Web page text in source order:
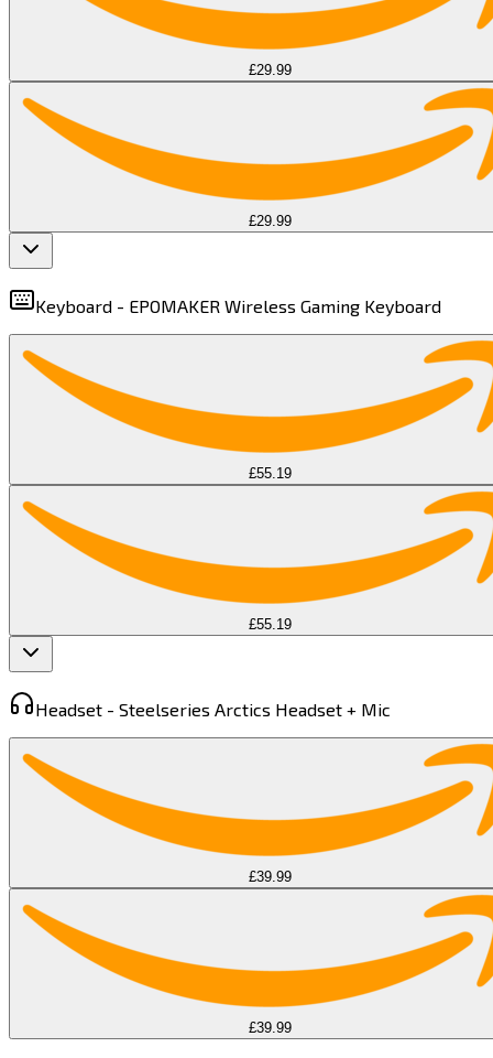
£29.99
£29.99
Keyboard - EPOMAKER Wireless Gaming Keyboard​​​​‌ ‍ ​‍​‍‌‍ ‌ ​‍‌‍‍‌‌‍‌ ‌‍‍‌‌‍ ‍​‍​‍​ ‍‍​‍​‍‌ ​ ‌‍​‌‌‍ ‍‌‍‍‌‌ ‌​‌ ‍‌​‍ ‍‌‍‍‌‌‍ ​‍​‍​‍ ​​‍​‍‌‍‍​‌ ​‍‌‍‌‌‌‍‌‍​‍​‍​ ‍‍​‍​‍​‍ ‌‍​‌‌‍‌​‌‍ ‌‌‍‍‌‌‍ ‍​‍ ‌‍‍‌‌‍ ‍‌ ‌​‌‍‌‌‌‍ ‍‌ ‌​​‍ ‌‍‌‌‌‍‌​‌‍‍‌‌ ‌​​‍ ‌‍ ‌‌‍ ‌‍‌​‌‍‌‌​ ‌‌ ​​‌ ​‍‌‍‌‌‌ ​ ‌‍‌‌‌‍ ‍‌ ‌​‌‍​‌‌ ‌​‌‍‍‌‌‍ ‌‍ ‍​ ‍ ‌‍‍‌‌‍‌​​ ‌‌‍​ ​ ​‍​ ‍‌​ ‌ ​ ‌‌‌‍​ ‌‍‌‌​ ​ ​‍ ‌​ ​‍​ ​ ​ ‍​​ ‌​​‍ ‌​ ‌​‌‍‌​‌‍​ ‌‍​‍​‍ ‌​ ‍‌​ ‍​​ ‌ ​ ‌​​‍ ‌‌‍‌‌‌‍​ ​ ‌​‌‍​‍​ ​​‌‍​‌​ ‌​​ ​ ‌‍‌‌​ ​‌​ ​‌​ ​‍​ ‍ ‌ ‌​‌ ‍‌‌ ​​‌‍‌‌​ ‌‌‍ ‌ ‌​‌‍‍​‌‍‌‌‌ ​‍​ ‍ ‌ ​​‌‍​‌‌ ‌​‌‍‍​​ ‌‌‍ ‍‌‍​‌‌‍ ‌‌‍‌‌​ ‌‍​‍‌‍​‌‌ ​ ‌‍‌‌‌‌‌‌‌ ​‍‌‍ ​​ ‌​‍‌‌​ ​‍‌​‌‍‌‍​‌‌‍‌​‌‍ ‌‌‍‍‌‌‍ ‍​‍‌‍‌‍‍‌‌‍‌​​ ‌‌‍​ ​ ​‍​ ‍‌​ ‌ ​ ‌‌‌‍​ ‌‍‌‌​ ​ ​‍ ‌​ ​‍​ ​ ​ ‍​​ ‌​​‍ ‌​ ‌​‌‍‌​‌‍​ ‌‍​‍​‍ ‌​ ‍‌​ ‍​​ ‌ ​ ‌​​‍ ‌‌‍‌‌‌‍​ ​ ‌​‌‍​‍​ ​​‌‍​‌​ ‌​​ ​ ‌‍‌‌​ ​‌​ ​‌​ ​‍​‍‌‍‌ ‌​‌ ‍‌‌ ​​‌‍‌‌​ ‌‌‍ ‌ ‌​‌‍‍​‌‍‌‌‌ ​‍​‍‌‍‌ ​​‌‍​‌‌ ‌​‌‍‍​​ ‌‌‍ ‍‌‍​‌‌‍ ‌‌‍‌‌​‍‌‍‌ ​​‌‍‌‌‌ ​‍‌ ​ ‌ ​​‌‍‌‌‌‍​ ‌ ‌​‌‍‍‌‌ ‌‍‌‍‌‌​ ‌‌ ​​‌ ‌‌‌‍​‍‌‍ ​‌‍‍‌‌ ​ ‌‍‍​‌‍‌‌‌‍‌​​‍​‍‌ ‌
£55.19
£55.19
Headset - Steelseries Arctics Headset + Mic​​​​‌ ‍ ​‍​‍‌‍ ‌ ​‍‌‍‍‌‌‍‌ ‌‍‍‌‌‍ ‍​‍​‍​ ‍‍​‍​‍‌ ​ ‌‍​‌‌‍ ‍‌‍‍‌‌ ‌​‌ ‍‌​‍ ‍‌‍‍‌‌‍ ​‍​‍​‍ ​​‍​‍‌‍‍​‌ ​‍‌‍‌‌‌‍‌‍​‍​‍​ ‍‍​‍​‍​‍ ‌‍​‌‌‍‌​‌‍ ‌‌‍‍‌‌‍ ‍​‍ ‌‍‍‌‌‍ ‍‌ ‌​‌‍‌‌‌‍ ‍‌ ‌​​‍ ‌‍‌‌‌‍‌​‌‍‍‌‌ ‌​​‍ ‌‍ ‌‌‍ ‌‍‌​‌‍‌‌​ ‌‌ ​​‌ ​‍‌‍‌‌‌ ​ ‌‍‌‌‌‍ ‍‌ ‌​‌‍​‌‌ ‌​‌‍‍‌‌‍ ‌‍ ‍​ ‍ ‌‍‍‌‌‍‌​​ ‌​ ‌‌​ ​‍​ ‌‌​ ‌ ​ ​ ‌‍​ ​ ‌ ​ ​‌​‍ ‌‌‍​ ​ ‌‌‌‍​‍​ ‌‍​‍ ‌​ ‌​​ ​‍‌‍‌‍‌‍​ ​‍ ‌​ ‍‌‌‍‌‌‌‍​‍‌‍​ ​‍ ‌​ ‌ ​ ‌ ‌‍‌‌​ ‌‌​ ​​​ ‌​​ ‍​‌‍​‌​ ‌ ​ ​​​ ‌ ​ ‍​​ ‍ ‌ ‌​‌ ‍‌‌ ​​‌‍‌‌​ ‌‌‍ ‌ ‌​‌‍‍​‌‍‌‌‌ ​‍​ ‍ ‌ ​​‌‍​‌‌ ‌​‌‍‍​​ ‌‌‍ ‍‌‍​‌‌‍ ‌‌‍‌‌​ ‌‍​‍‌‍​‌‌ ​ ‌‍‌‌‌‌‌‌‌ ​‍‌‍ ​​ ‌​‍‌‌​ ​‍‌​‌‍‌‍​‌‌‍‌​‌‍ ‌‌‍‍‌‌‍ ‍​‍‌‍‌‍‍‌‌‍‌​​ ‌​ ‌‌​ ​‍​ ‌‌​ ‌ ​ ​ ‌‍​ ​ ‌ ​ ​‌​‍ ‌‌‍​ ​ ‌‌‌‍​‍​ ‌‍​‍ ‌​ ‌​​ ​‍‌‍‌‍‌‍​ ​‍ ‌​ ‍‌‌‍‌‌‌‍​‍‌‍​ ​‍ ‌​ ‌ ​ ‌ ‌‍‌‌​ ‌‌​ ​​​ ‌​​ ‍​‌‍​‌​ ‌ ​ ​​​ ‌ ​ ‍​​‍‌‍‌ ‌​‌ ‍‌‌ ​​‌‍‌‌​ ‌‌‍ ‌ ‌​‌‍‍​‌‍‌‌‌ ​‍​‍‌‍‌ ​​‌‍​‌‌ ‌​‌‍‍​​ ‌‌‍ ‍‌‍​‌‌‍ ‌‌‍‌‌​‍‌‍‌ ​​‌‍‌‌‌ ​‍‌ ​ ‌ ​​‌‍‌‌‌‍​ ‌ ‌​‌‍‍‌‌ ‌‍‌‍‌‌​ ‌‌ ​​‌ ‌‌‌‍​‍‌‍ ​‌‍‍‌‌ ​ ‌‍‍​‌‍‌‌‌‍‌​​‍​‍‌ ‌
£39.99
£39.99